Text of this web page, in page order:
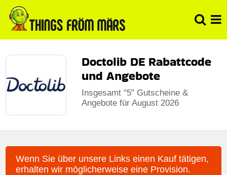
Doctolib DE Rabattcode
und Angebote
Insgesamt "5" Gutscheine &
Angebote für August 2026
Wenn Sie über unsere Links einen Kauf tätigen,
erhalten wir möglicherweise eine Provision.